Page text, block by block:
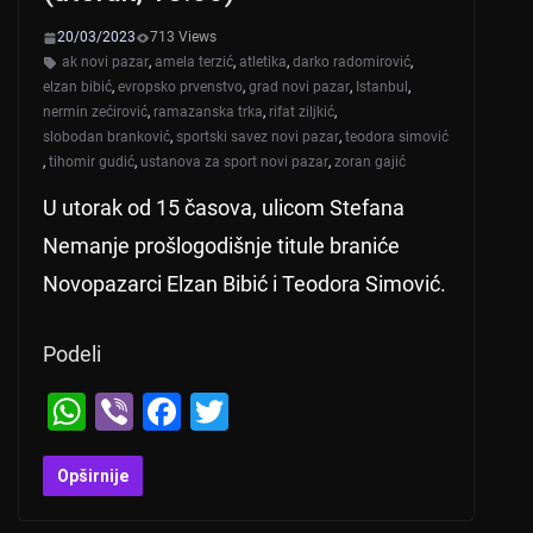
20/03/2023
713 Views
ak novi pazar, amela terzić, atletika, darko radomirović,
elzan bibić, evropsko prvenstvo, grad novi pazar, Istanbul ,
nermin zećirović, ramazanska trka, rifat ziljkić,
slobodan branković, sportski savez novi pazar, teodora simović
, tihomir gudić, ustanova za sport novi pazar, zoran gajić
U utorak od 15 časova, ulicom Stefana
Nemanje prošlogodišnje titule braniće
Novopazarci Elzan Bibić i Teodora Simović.
Podeli
W
h
at
Vi
b
er
F
Opširnije